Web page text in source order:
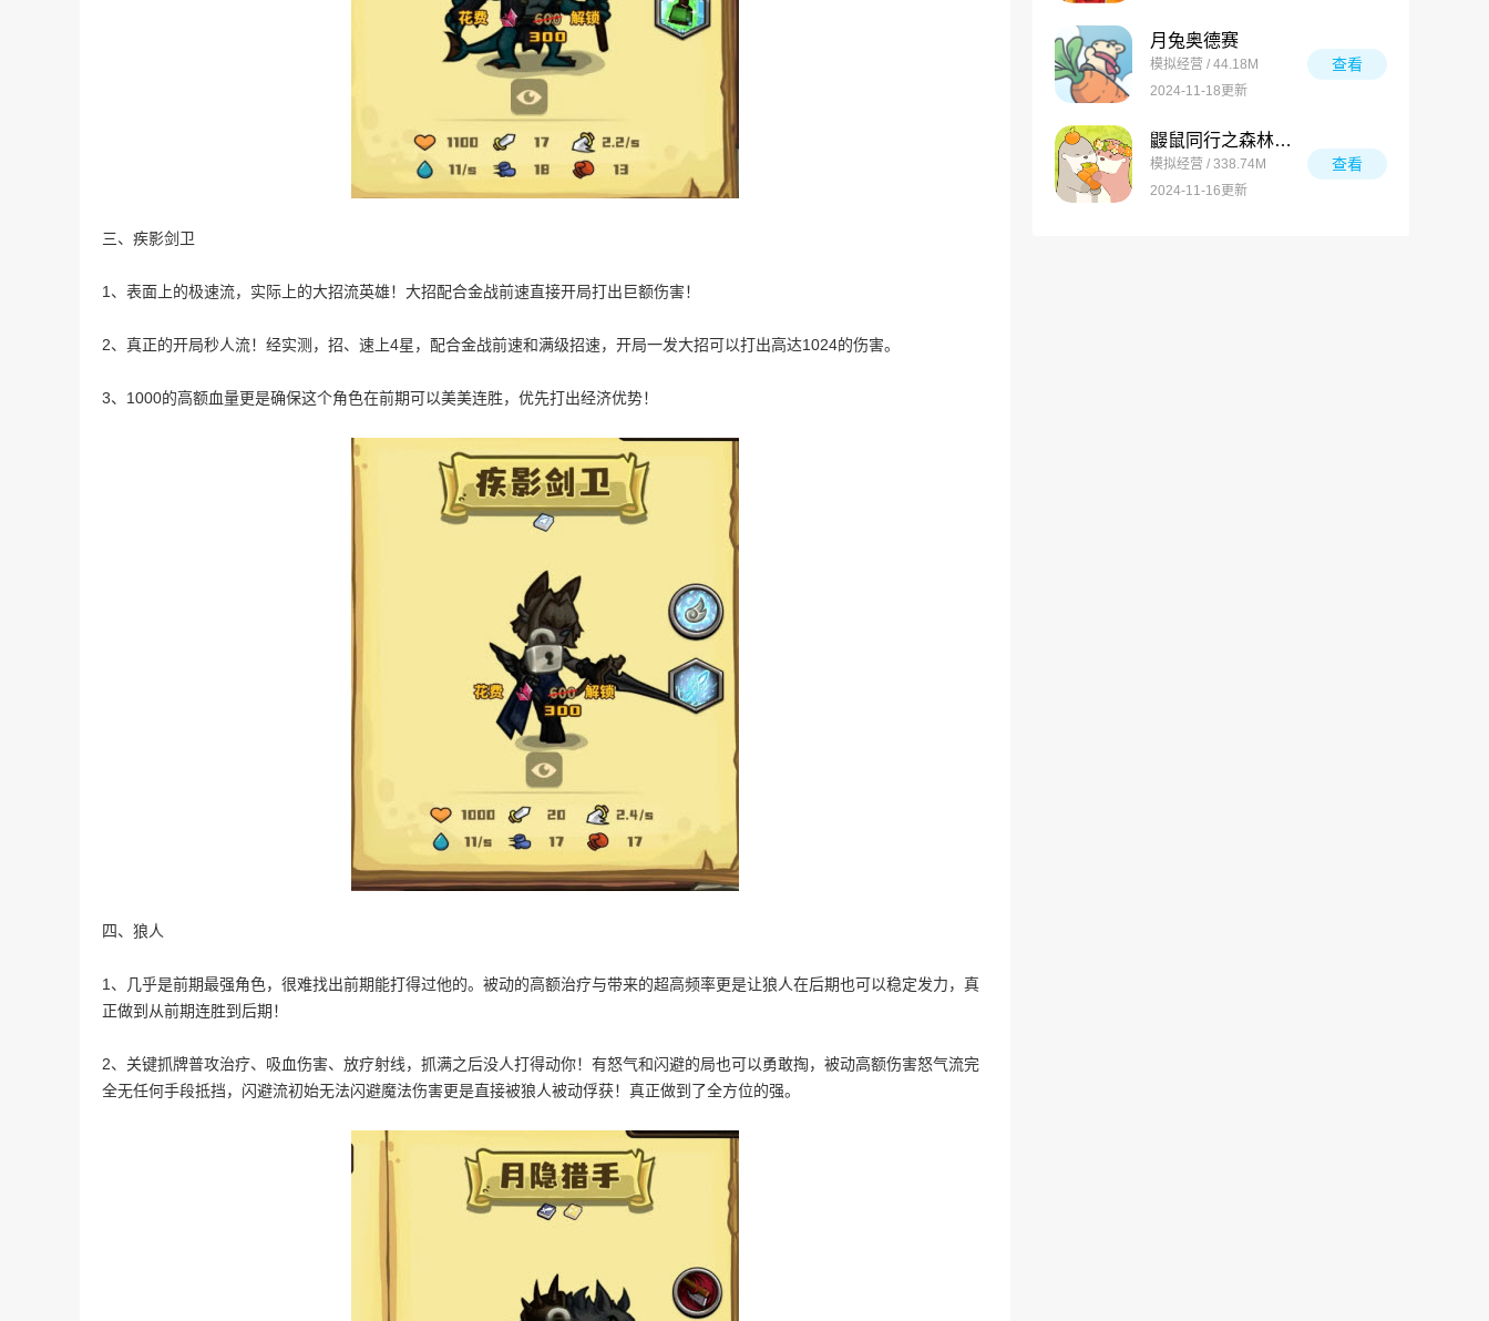
三、疾影剑卫
1、表面上的极速流，实际上的大招流英雄！大招配合金战前速直接开局打出巨额伤害！
2、真正的开局秒人流！经实测，招、速上4星，配合金战前速和满级招速，开局一发大招可以打出高达1024的伤害。
3、1000的高额血量更是确保这个角色在前期可以美美连胜，优先打出经济优势！
四、狼人
1、几乎是前期最强角色，很难找出前期能打得过他的。被动的高额治疗与带来的超高频率更是让狼人在后期也可以稳定发力，真
正做到从前期连胜到后期！
2、关键抓牌普攻治疗、吸血伤害、放疗射线，抓满之后没人打得动你！有怒气和闪避的局也可以勇敢掏，被动高额伤害怒气流完
全无任何手段抵挡，闪避流初始无法闪避魔法伤害更是直接被狼人被动俘获！真正做到了全方位的强。
月兔奥德赛
模拟经营 / 44.18M
2024-11-18更新
查看
鼹鼠同行之森林之家万圣节版
模拟经营 / 338.74M
2024-11-16更新
查看